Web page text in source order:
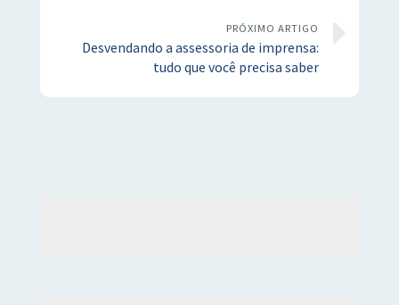
PRÓXIMO ARTIGO
Desvendando a assessoria de imprensa:
tudo que você precisa saber